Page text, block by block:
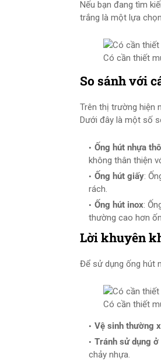
Nếu bạn đang tìm
trắng là một lựa
Có cần thiết
So sánh với
Trên thị trường hiện
Dưới đây là một số
Ống hút nhựa
không thân thiện
Ống hút giấy:
rách.
Ống hút inox:
thường cao hơn
Lời khuyên
Để sử dụng ống hút
Có cần thiết
Vệ sinh thường
Tránh sử dụng
chảy nhựa.